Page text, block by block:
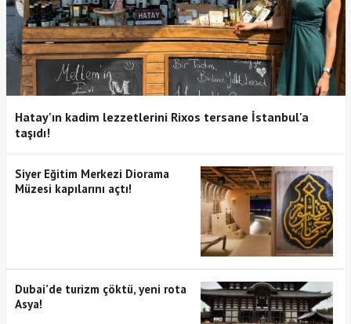
Hatay'ın kadim lezzetlerini Rixos tersane İstanbul'a
taşıdı!
Siyer Eğitim Merkezi Diorama
Müzesi kapılarını açtı!
Dubai’de turizm çöktü, yeni rota
Asya!